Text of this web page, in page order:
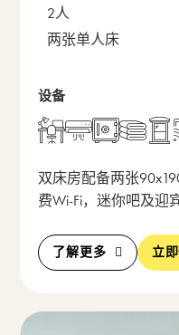
2人
两张单人床
设备
双床房配备两张
费Wi-Fi，迷你吧及迎
了解更多 立